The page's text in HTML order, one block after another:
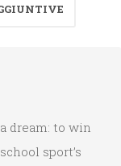
dream: to win
sport’s